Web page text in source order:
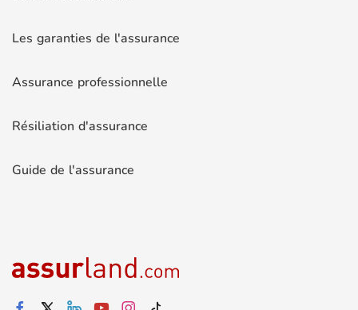
Les garanties de l'assurance
Assurance professionnelle
Résiliation d'assurance
Guide de l'assurance